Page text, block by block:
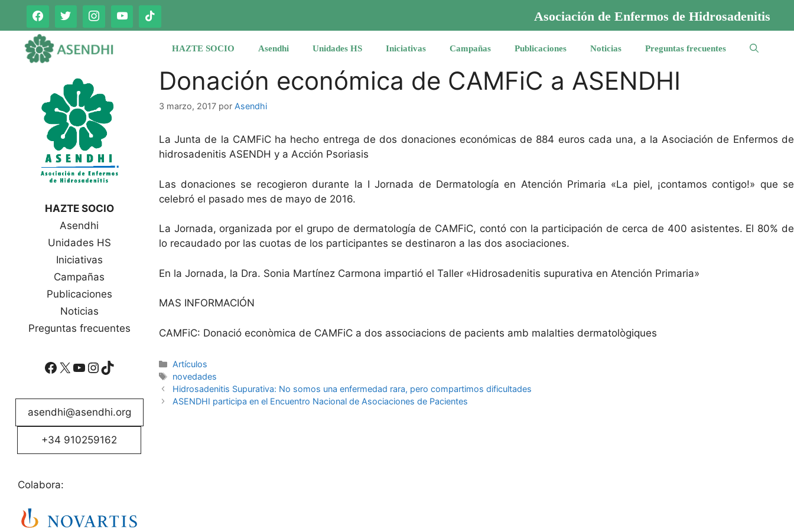
Saltar
contenido
Asociación de Enfermos de Hidrosadenitis
HAZTE SOCIO Asendhi Unidades HS Iniciativas Campañas Publicaciones Noticias Preguntas frecuentes
Donación económica de CAMFiC a ASENDHI
3 marzo, 2017 por Asendhi
La Junta de la CAMFiC ha hecho entrega de dos donaciones económicas de 884 euros cada una, a la Asociación de Enfermos de
hidrosadenitis ASENDH y a Acción Psoriasis
Las donaciones se recogieron durante la I Jornada de Dermatología en Atención Primaria «La piel, ¡contamos contigo!» que se
celebró el pasado mes de mayo de 2016.
La Jornada, organizada por el grupo de dermatología de CAMFiC, contó con la participación de cerca de 400 asistentes. El 80% de
lo recaudado por las cuotas de los participantes se destinaron a las dos asociaciones.
En la Jornada, la Dra. Sonia Martínez Carmona impartió el Taller «Hidrosadenitis supurativa en Atención Primaria»
MAS INFORMACIÓN
CAMFiC: Donació econòmica de CAMFiC a dos associacions de pacients amb malalties dermatològiques
Categorías
Artículos
Etiquetas
novedades
Hidrosadenitis Supurativa: No somos una enfermedad rara, pero compartimos dificultades
ASENDHI participa en el Encuentro Nacional de Asociaciones de Pacientes
HAZTE SOCIO
Asendhi
Unidades HS
Iniciativas
Campañas
Publicaciones
Noticias
Preguntas frecuentes
Facebook
X YouTube
Instagram
TikTok
asendhi@asendhi.org
+34 910259162
Colabora: